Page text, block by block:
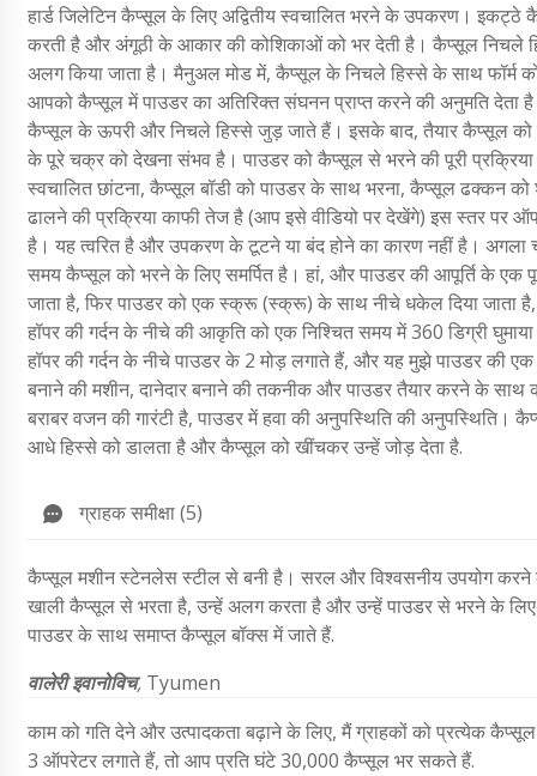
हार्ड जिलेटिन कैप्सूल के लिए अद्वितीय स्वचालित भरने के उपकरण।
करती है और अंगूठी के आकार की कोशिकाओं को भर देती है। कैप्सूल निचले
अलग किया जाता है। मैनुअल मोड में, कैप्सूल के निचले हिस्से के साथ फॉर्म
आपको कैप्सूल में पाउडर का अतिरिक्त संघनन प्राप्त करने की अनुमति
कैप्सूल के ऊपरी और निचले हिस्से जुड़ जाते हैं। इसके बाद, तैयार कैप्सूल को
के पूरे चक्र को देखना संभव है। पाउडर को कैप्सूल से भरने की पूरी
स्वचालित छांटना, कैप्सूल बॉडी को पाउडर के साथ भरना, कैप्सूल ढक्कन
ढालने की प्रक्रिया काफी तेज है (आप इसे वीडियो पर देखेंगे) इस स्तर
है। यह त्वरित है और उपकरण के टूटने या बंद होने का कारण नहीं है।
समय कैप्सूल को भरने के लिए समर्पित है। हां, और पाउडर की आपूर्ति के एक
जाता है, फिर पाउडर को एक स्क्रू (स्क्रू) के साथ नीचे धकेल दिया जाता
हॉपर की गर्दन के नीचे की आकृति को एक निश्चित समय में 360 डिग्री
हॉपर की गर्दन के नीचे पाउडर के 2 मोड़ लगाते हैं, और यह मुझे पाउडर की
बनाने की मशीन, दानेदार बनाने की तकनीक और पाउडर तैयार करने के
बराबर वजन की गारंटी है, पाउडर में हवा की अनुपस्थिति की
आधे हिस्से को डालता है और कैप्सूल को खींचकर उन्हें जोड़ देता है.
ग्राहक समीक्षा (5)
कैप्सूल मशीन स्टेनलेस स्टील से बनी है। सरल और विश्वसनीय उपयोग
खाली कैप्सूल से भरता है, उन्हें अलग करता है और उन्हें पाउडर से भरने के
पाउडर के साथ समाप्त कैप्सूल बॉक्स में जाते हैं.
वालेरी इवानोविच, Tyumen
काम को गति देने और उत्पादकता बढ़ाने के लिए, मैं ग्राहकों को प्रत्येक
3 ऑपरेटर लगाते हैं, तो आप प्रति घंटे 30,000 कैप्सूल भर सकते हैं.